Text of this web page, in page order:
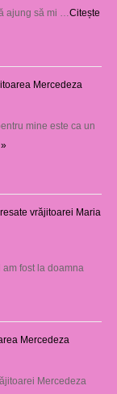
ajung să mi …Citește
Mercedeza
mine este ca un
vrăjitoarei Maria
fost la doamna
Mercedeza
Mercedeza